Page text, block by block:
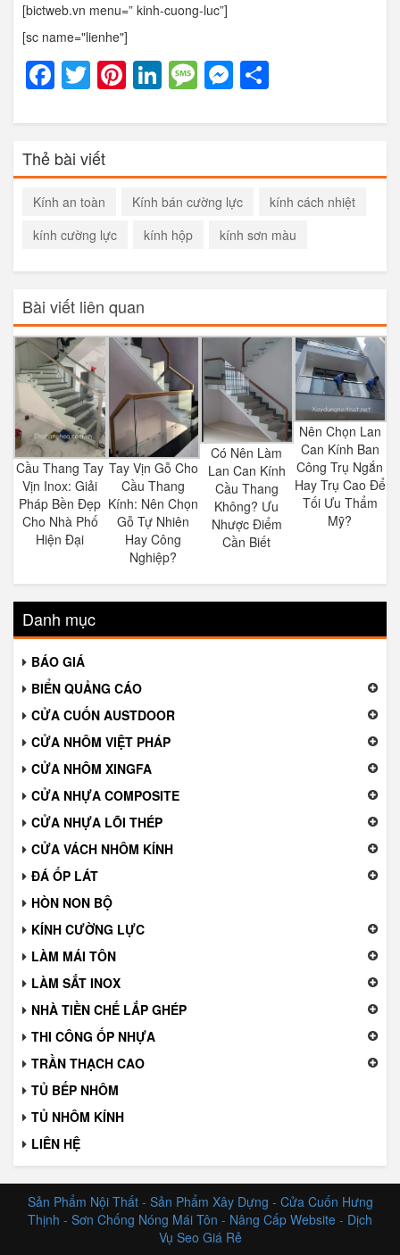
[bictweb.vn menu=” kinh-cuong-luc”]
[sc name="lienhe"]
Facebook
Twitter
Pinterest
LinkedIn
Message
Messenger
Thẻ bài viết
Kính an toàn Kính bán cường lực
kính cách nhiệt
kính cường lực
kính hộp kính sơn màu
Bài viết liên quan
Cầu Thang Tay
Vịn Inox: Giải
Pháp Bền Đẹp
Cho Nhà Phố
Hiện Đại
Tay Vịn Gỗ Cho
Cầu Thang
Kính: Nên Chọn
Gỗ Tự Nhiên
Hay Công
Nghiệp?
Có Nên Làm
Lan Can Kính
Cầu Thang
Không? Ưu
Nhược Điểm
Cần Biết
Nên Chọn Lan
Can Kính Ban
Công Trụ Ngắn
Hay Trụ Cao Để
Tối Ưu Thẩm
Mỹ?
Danh mục
BÁO GIÁ
BIỂN QUẢNG CÁO
CỬA CUỐN AUSTDOOR
CỬA NHÔM VIỆT PHÁP
CỬA NHÔM XINGFA
CỬA NHỰA COMPOSITE
CỬA NHỰA LÕI THÉP
CỬA VÁCH NHÔM KÍNH
ĐÁ ỐP LÁT
HÒN NON BỘ
KÍNH CƯỜNG LỰC
LÀM MÁI TÔN
LÀM SẮT INOX
NHÀ TIỀN CHẾ LẮP GHÉP
THI CÔNG ỐP NHỰA
TRẦN THẠCH CAO
TỦ BẾP NHÔM
TỦ NHÔM KÍNH
LIÊN HỆ
Sản Phẩm Nội Thất- Sản Phẩm Xây Dựng - Cửa Cuốn Hưng
Thịnh - Sơn Chống Nóng Mái Tôn - Nâng Cấp Website - Dịch
Vụ Seo Giá Rẻ